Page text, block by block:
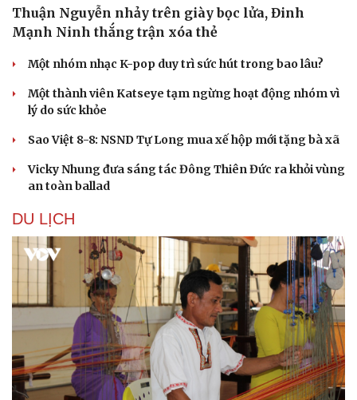
Làm đẹp - giảm cân
Phòng mạch online
Ăn sạch sống khỏe
Thuận Nguyễn nhảy trên giày bọc lửa, Đinh
Mạnh Ninh thắng trận xóa thẻ
Một nhóm nhạc K-pop duy trì sức hút trong bao lâu?
Một thành viên Katseye tạm ngừng hoạt động nhóm vì
lý do sức khỏe
Sao Việt 8-8: NSND Tự Long mua xế hộp mới tặng bà xã
Vicky Nhung đưa sáng tác Đông Thiên Đức ra khỏi vùng
an toàn ballad
DU LỊCH